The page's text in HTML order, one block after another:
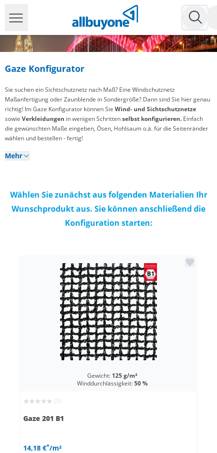
Gaze Konfigurator
Sie suchen ein Sichtschutznetz nach Maß? Eine Windschutznetz
Maßanfertigung oder Zaunblende in Sondergröße? Dann sind Sie hier genau
richtig! Im Gaze Konfigurator können Sie Wind- und Sichtschutznetze
sowie Verkleidungen in wenigen Schrittenselbst konfigurieren. Einfach
die gewünschten Maße eingeben, Ösen, Hohlsaum o.ä. für die Seitenränder
wählen und bestellen - fertig!
Mehr
Wählen Sie zunächst aus folgenden Materialien Ihr
Wunschprodukt aus. Sie können anschließend die
Konfiguration starten:
Gewicht: 125 g/m²
Winddurchlässigkeit:50 %
(0)
Gaze 201 B1
14,18 €*/m²